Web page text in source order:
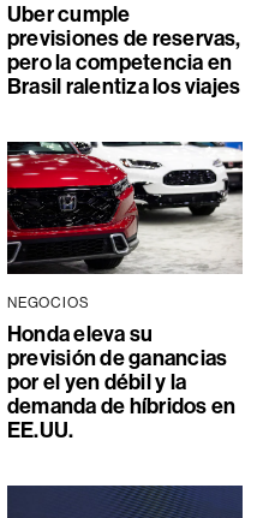
Uber cumple
previsiones de reservas,
pero la competencia en
Brasil ralentiza los viajes
NEGOCIOS
Honda eleva su
previsión de ganancias
por el yen débil y la
demanda de híbridos en
EE.UU.